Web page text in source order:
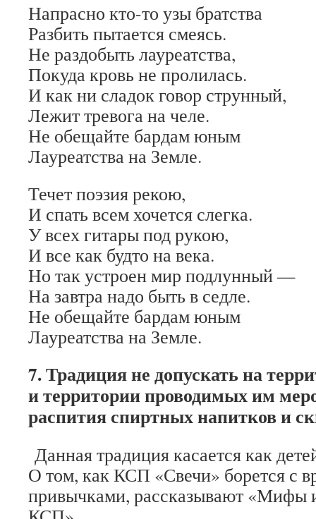
Напрасно кто-то узы братства
Разбить пытается смеясь.
Не раздобыть лауреатства,
Покуда кровь не пролилась.
И как ни сладок говор струнный,
Лежит тревога на челе.
Не обещайте бардам юным
Лауреатства на Земле.
Течет поэзия рекою,
И спать всем хочется слегка.
У всех гитары под рукою,
И все как будто на века.
Но так устроен мир подлунный —
На завтра надо быть в седле.
Не обещайте бардам юным
Лауреатства на Земле.
7. Традиция не допускать на
и территории проводимых им
распития спиртных напитков и
Данная традиция касается как
О том, как КСП «Свечи» борется с
привычками, рассказывают «Мифы